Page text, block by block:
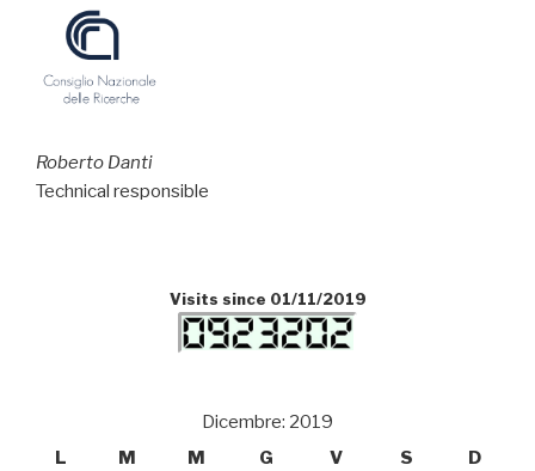
Roberto Danti
Technical responsible
Visits since 01/11/2019
Dicembre: 2019
L
M M G V S D